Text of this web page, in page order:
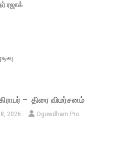
ரஜாக்
– திரை விமர்சனம்
2026 Dgowdham Pro